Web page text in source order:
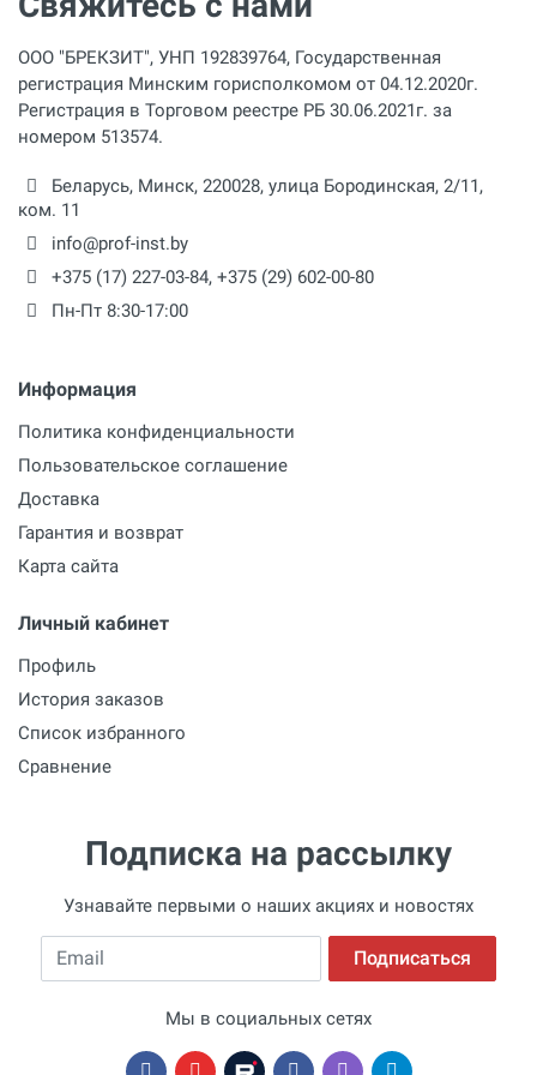
09 Марта 2021
Григорий
05 Августа 2020
Оценка
Ваше имя
Email
ООО "БРЕКЗИТ", УНП 192839764, Государственная
регистрация Минским горисполкомом от 04.12.2020г.
Регистрация в Торговом реестре РБ 30.06.2021г. за
номером 513574.
Беларусь, Минск, 220028, улица Бородинская, 2/11,
ком. 11
info@prof-inst.by
+375 (17) 227-03-84, +375 (29) 602-00-80
Пн-Пт 8:30-17:00
Информация
Политика конфиденциальности
Пользовательское соглашение
Доставка
Гарантия и возврат
Карта сайта
Личный кабинет
Профиль
История заказов
Список избранного
Сравнение
Подписка на рассылку
Узнавайте первыми о наших акциях и новостях
Email Подписаться
Мы в социальных сетях